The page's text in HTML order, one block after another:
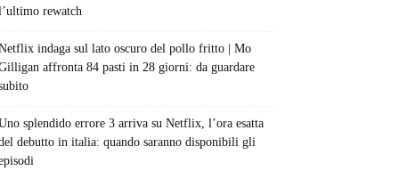
rewatch
indaga sul lato oscuro del pollo fritto | Mo
affronta 84 pasti in 28 giorni: da guardare
splendido errore 3 arriva su Netflix, l’ora esatta
debutto in italia: quando saranno disponibili gli